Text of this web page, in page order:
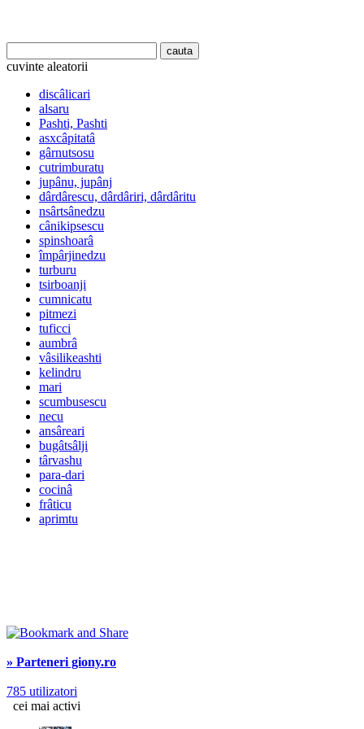
cuvinte aleatorii
discâlicari
alsaru
Pashti, Pashti
asxcâpitatâ
gârnutsosu
cutrimburatu
jupânu, jupânj
dârdârescu, dârdâriri, dârdâritu
nsârtsânedzu
cânikipsescu
spinshoarâ
împârjinedzu
turburu
tsirboanji
cumnicatu
pitmezi
tuficci
aumbrâ
vâsilikeashti
kelindru
mari
scumbusescu
necu
ansâreari
bugâtsâlji
târvashu
para-dari
cocinâ
frâticu
aprimtu
» Parteneri giony.ro
785 utilizatori
cei mai activi